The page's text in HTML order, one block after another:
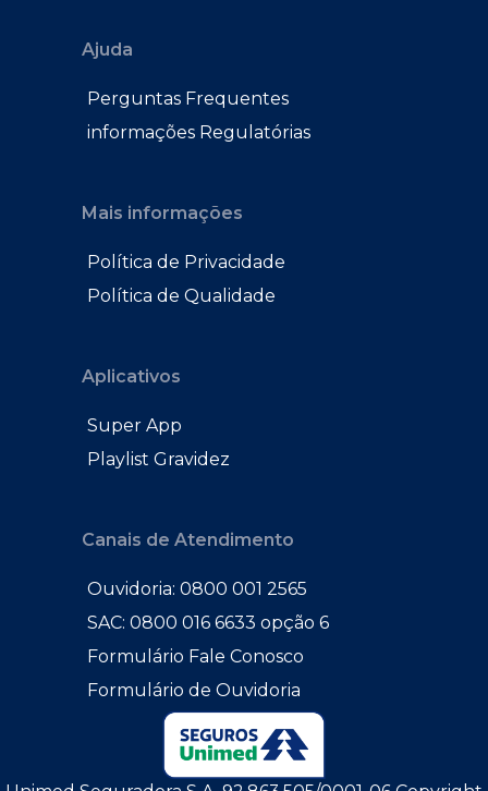
Ajuda
Perguntas Frequentes
informações Regulatórias
Mais informações
Política de Privacidade
Política de Qualidade
Aplicativos
Super App
Playlist Gravidez
Canais de Atendimento
Ouvidoria: 0800 001 2565
SAC: 0800 016 6633 opção 6
Formulário Fale Conosco
Formulário de Ouvidoria